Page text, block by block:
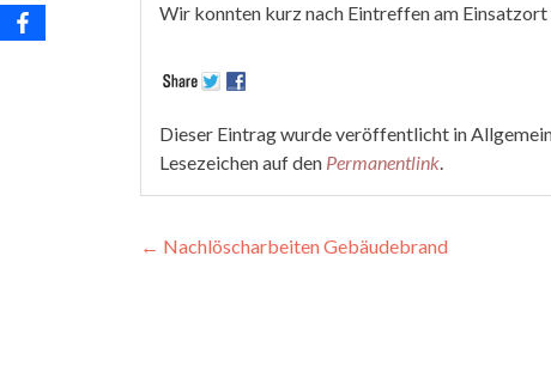
Wir konnten kurz nach Eintreffen am
Dieser Eintrag wurde veröffentlicht in
Lesezeichen auf den Permanentlink.
Beitragsnavigation
← Nachlöscharbeiten Gebäudebrand